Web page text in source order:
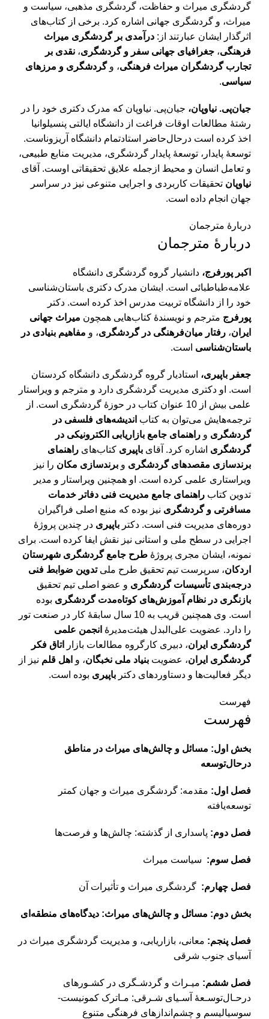
گردشگری میراث و حفاظت، گردشگری مذهبی، سیاست و
میراث، و گردشگری جهانی اشاره کرد. برخی از کتاب­‌های
اثرگذار ایشان عبارتند از: درآمدی بر گردشگری میراث
فرهنگی، جغرافیای جهانی سفر و گردشگری، نقدی بر
تجارب گردشگران میراث فرهنگی، وگردشگری و مرزهای
سیاسی.
جیان‌پی. نیاوپان، جیان‌پی. نیاوپان که مدرک دکتری خود را در
رشتۀ مطالعات اوقات فراغت از دانشگاه ایالتی پنسیلوانیا
اخذ کرده است درحال‌حاضر استاد­تمام دانشگاه آریزوناست.
توسعۀ پایدار، توسعۀ پایدار گردشگری، مدیریت منابع طبیعی،
و تعامل انسان و محیط ازجمله علایق تحقیقاتی اوست. آقای
نیاوپان تحقیقات کاربردی و اجرایی متنوعی نیز در سراسر
جهان انجام داده است.
دربارۀ مترجمان
دربارۀ مترجمان
اکبر پورفرج، دانشیار گروه گردشگری دانشگاه
علامه‌طباطبائی است. ایشان مدرک دکتری باستان‌شناسی
خود را از دانشگاه تربیت مدرس اخذ کرده است. دکتر
پورفرج مترجم و نویسندۀ کتاب‌هایی همچون میراث جهانی
ایران، رفتار میان‌فرهنگی در گردشگری، و مفاهیم بنیادی در
باستان­‌شناسی است.
جعفر باپیری، استادیار گروه گردشگری دانشگاه کردستان
است. او دکتری مدیریت گردشگری دارد و مترجم و ویراستار
علمی بیش از 10 عنوان کتاب در حوزۀ گردشگری است. از
ترجمه­‌هایش می‌توان به کتاب اندیشه­‌‌های فلسفی در
گردشگری و راهنمای جامع بازاریابی الکترونیکی در
گردشگری اشاره کرد. آقای باپیری کتاب­‌های راهنمای
برندسازی مقصدهای گردشگری و برندسازی مکان را نیز
ویراستاری علمی کرده است. او همچنین ویراستار و مدیر
تدوین کتاب راهنمای جامع مدیریت فنی دفاتر خدمات
مسافرتی و گردشگری نیز بوده که منبع اصلی فراگیران
دوره‌­های مدیریت فنی است. دکتر باپیری در چندین پروژۀ
اجرایی در سطح ملی و استانی نیز نقش­ ایفا کرده است. برای
نمونه، ایشان مجری پروژۀ طرح جامع گردشگری شهرستان
اردکان، سرپرست تیم تحقیق طرح­ ملیتدوین ضوابط فنی
درجه­‌بندی تأسیسات گردشگری و عضو اصلی تیم تحقیق
بازنگری در نظام آموزش­‌های کوتاه‌مدت گردشگری بوده
است. وی همچنین قریب به 10 سال سابقۀ کار در صنعت تور
را دارد. عضویت علی‌­البدل هیئت‌مدیرۀ انجمن علمی
گردشگری ایران، دبیری کارگروه مطالعات بازار
اتاق فکر
گردشگری ایران، عضویت بنیاد ملی نخبگان، و اهل قلم نیز از
دیگر فعالیت­‌ها و دستاوردهای دکتر باپیری بوده است.
فهرست
فهرست
بخش اول: مسائل و چالش‌های میراث در مناطق
درحال‌توسعه
فصل اول: مقدمه: گردشگری میراث و جهان کمتر
توسعه‌یافته
فصل دوم: پاسداری از گذشته: چالش‌ها و فرصت‌ها
فصل سوم: سیاست میراث
فصل چهارم: گردشگری میراث و تأثیرات آن
بخش دوم: مسائل و چالش‌های میراث: دیدگاه‌های منطقه‌ای
فصل پنجم: معانی، بازاریابی، و مدیریت گردشگری میراث در
آسیای جنوب شرقی
فصل ششم: میـراث و گردشـگری در کشـورهای
درحـال‌توسـعۀ آسـیای شـرقی: مـاترک کمونیست-
سوسیالیسم و چشم‌اندازهای فرهنگی متنوع